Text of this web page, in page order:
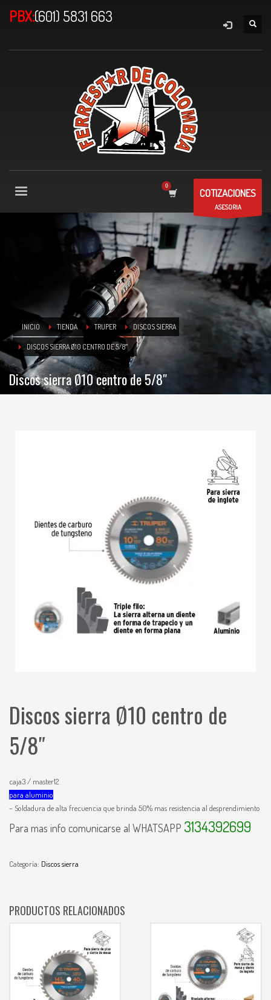
PBX:(601) 5831 663
COTIZACIONES
ASESORIA
INICIO TIENDA TRUPER DISCOS SIERRA
DISCOS SIERRA Ø10 CENTRO DE 5/8″
Discos sierra Ø10 centro de 5/8″
Discos sierra Ø10 centro de
5/8″
caja3 / master12
para aluminio
– Soldadura de alta frecuencia que brinda 50% mas resistencia al desprendimiento
Para mas info comunicarse al WHATSAPP 3134392699
Categoría: Discos sierra
PRODUCTOS RELACIONADOS